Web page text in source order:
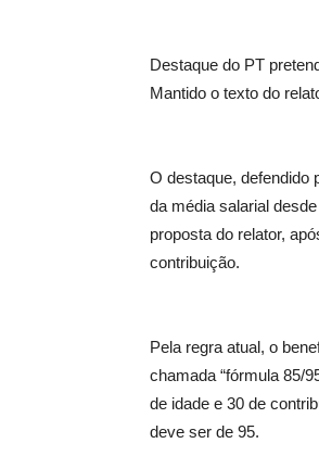
Destaque do PT
Mantido o texto do
O destaque, defendido
da média salarial
proposta do relator,
contribuição.
Pela regra atual, o
chamada “fórmula 85/
de idade e 30 de
deve ser de 95.